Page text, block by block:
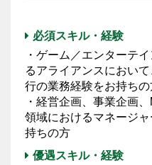
必須スキル・経験
・ゲーム／エンターテ
るアライアンスにおい
行の業務経験をお持ち
・経営企画、事業企画
領域におけるマネージ
持ちの方
優遇スキル・経験